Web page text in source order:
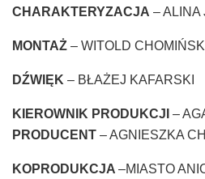
CHARAKTERYZACJA – ALINA
MONTAŻ – WITOLD CHOMIŃSKI
DŹWIĘK – BŁAŻEJ KAFARSKI
KIEROWNIK PRODUKCJI –
PRODUCENT – AGNIESZKA
KOPRODUKCJA –MIASTO